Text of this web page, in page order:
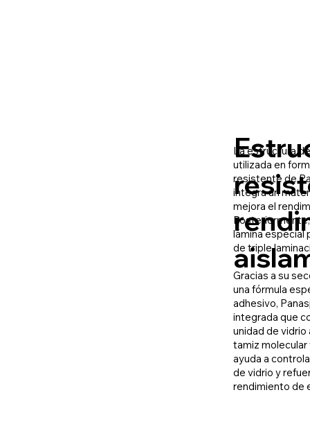
La estructura
utilizada en
resistente de
integra un
mejora el
lámina especial
de triple
Gracias a su
una fórmula
adhesivo,
integrada que
unidad de
tamiz molecular
ayuda a
de vidrio y
rendimiento de